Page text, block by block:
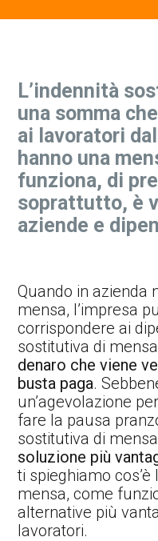
L’indennità
una somma
ai lavoratori
hanno una
funziona, di
soprattutto, è
aziende e
Quando in azienda
mensa, l’impresa
corrispondere ai
sostitutiva di
denaro che viene
busta paga.
un’agevolazione
fare la pausa
sostitutiva di mensa
soluzione più
ti spieghiamo
mensa, come
alternative più
lavoratori.